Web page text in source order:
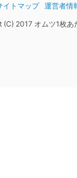
イトマップ 運営者情
(C) 2017 オムツ1枚